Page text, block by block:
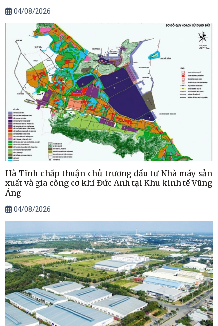
04/08/2026
Hà Tĩnh chấp thuận chủ trương đầu tư Nhà máy sản
xuất và gia công cơ khí Đức Anh tại Khu kinh tế Vũng
Áng
04/08/2026